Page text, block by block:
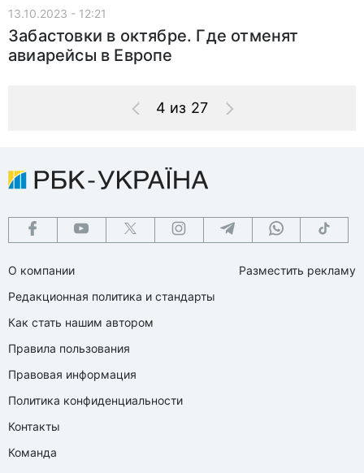
13.10.2023 - 12:21
Забастовки в октябре. Где отменят
авиарейсы в Европе
4 из 27
О компании
Редакционная политика и стандарты
Как стать нашим автором
Правила пользования
Правовая информация
Политика конфиденциальности
Контакты
Команда
Разместить рекламу